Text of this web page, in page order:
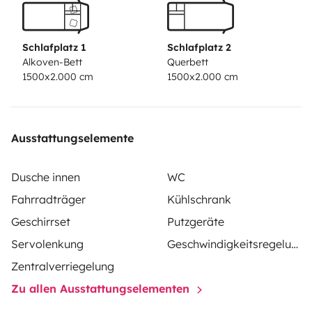
Schlafplatz 1
Alkoven-Bett
1500x2.000 cm
Schlafplatz 2
Querbett
1500x2.000 cm
Ausstattungselemente
Dusche innen
WC
Fahrradträger
Kühlschrank
Geschirrset
Putzgeräte
Servolenkung
Geschwindigkeitsregelung
Zentralverriegelung
Zu allen Ausstattungselementen